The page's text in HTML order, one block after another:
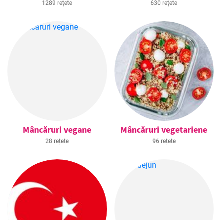
1289 rețete 630 rețete
Mâncăruri vegane
28 rețete
Mâncăruri vegetariene
96 rețete